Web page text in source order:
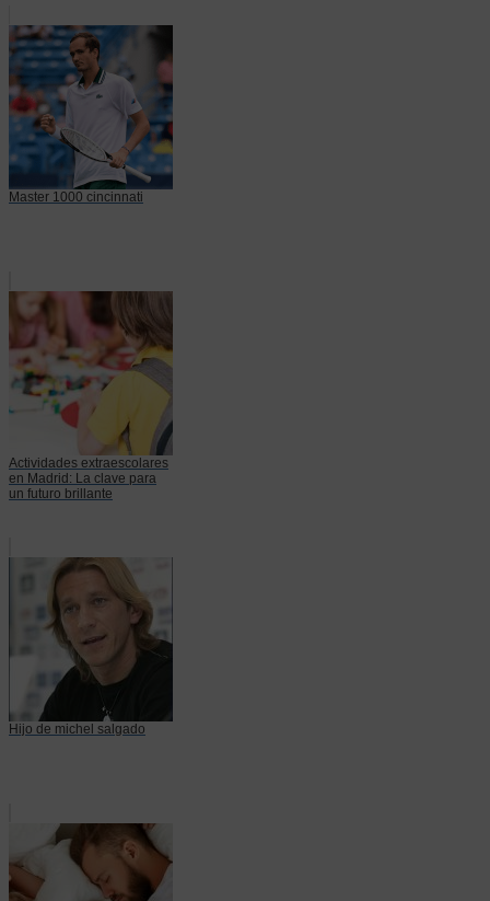
Master 1000 cincinnati
Actividades extraescolares
en Madrid: La clave para
un futuro brillante
Hijo de michel salgado